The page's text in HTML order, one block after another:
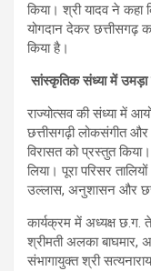
किया। श्री यादव ने
योगदान देकर छत्तीसगढ़
किया है।
सांस्कृतिक संध्या में
राज्योत्सव की संध्या में
छत्तीसगढ़ी लोकसंगीत
विरासत को प्रस्तुत
लिया। पूरा परिसर
उल्लास, अनुशासन और
कार्यक्रम में अध्यक्ष छ.ग.
श्रीमती अलका बाघमार,
संभागायुक्त श्री